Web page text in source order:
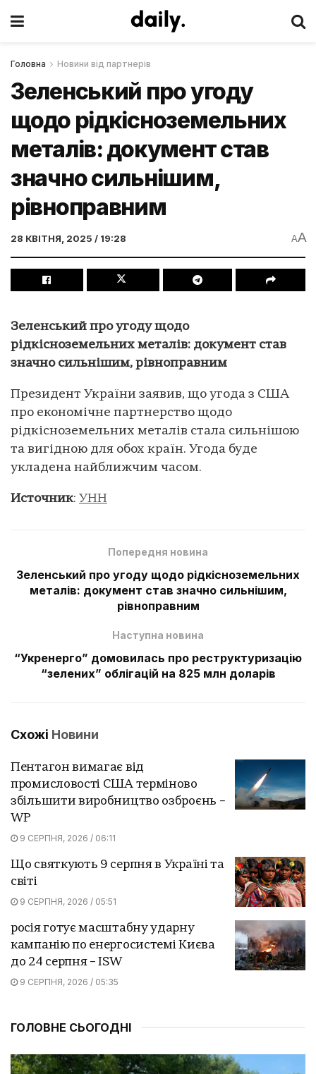
Головна Новини від партнерів
Зеленський про угоду
щодо рідкісноземельних
металів: документ став
значно сильнішим,
рівноправним
28 КВІТНЯ, 2025 / 19:28 AA
Зеленський про угоду щодо
рідкісноземельних металів: документ став
значно сильнішим, рівноправним
Президент України заявив, що угода з США
про економічне партнерство щодо
рідкісноземельних металів стала сильнішою
та вигідною для обох країн. Угода буде
укладена найближчим часом.
Источник: УНН
Попередня новина
Зеленський про угоду щодо рідкісноземельних
металів: документ став значно сильнішим,
рівноправним
Наступна новина
“Укренерго” домовилась про реструктуризацію
“зелених” облігацій на 825 млн доларів
Схожі Новини
Пентагон вимагає від
промисловості США терміново
збільшити виробництво озброєнь –
WP
9 СЕРПНЯ, 2026 / 06:11
Що святкують 9 серпня в Україні та
світі
9 СЕРПНЯ, 2026 / 05:51
росія готує масштабну ударну
кампанію по енергосистемі Києва
до 24 серпня – ISW
9 СЕРПНЯ, 2026 / 05:35
ГОЛОВНЕ СЬОГОДНІ